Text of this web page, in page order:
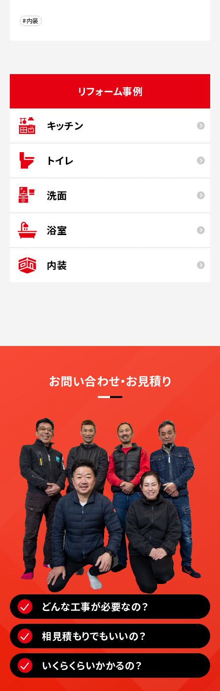
#内装
リフォーム事例
キッチン
トイレ
洗面
浴室
内装
お問い合わせ・お見積り
どんな工事が必要なの？
相見積もりでもいいの？
いくらくらいかかるの？